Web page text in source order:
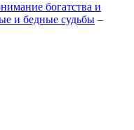
богатства и
и бедные судьбы –